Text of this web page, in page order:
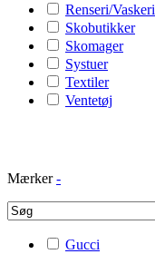
Renseri/Vaskeri
Skobutikker
Skomager
Systuer
Textiler
Ventetøj
Mærker -
Gucci